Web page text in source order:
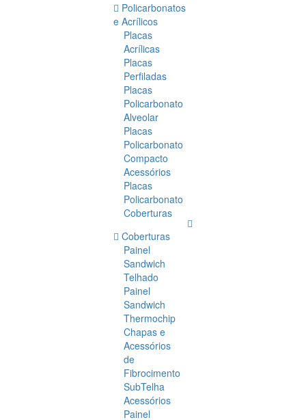
Policarbonatos
e Acrílicos
Placas
Acrílicas
Placas
Perfiladas
Placas
Policarbonato
Alveolar
Placas
Policarbonato
Compacto
Acessórios
Placas
Policarbonato
Coberturas
Coberturas
Painel
Sandwich
Telhado
Painel
Sandwich
Thermochip
Chapas e
Acessórios
de
Fibrocimento
SubTelha
Acessórios
Painel